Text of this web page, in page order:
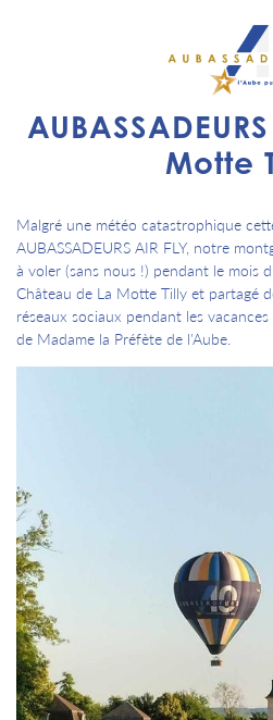
Motte
Malgré une météo catastrophique
AUBASSADEURS AIR FLY, notre
à voler (sans nous !) pendant le mois
Château de La Motte Tilly et partagé
réseaux sociaux pendant les
de Madame la Préfète de l'Aube.